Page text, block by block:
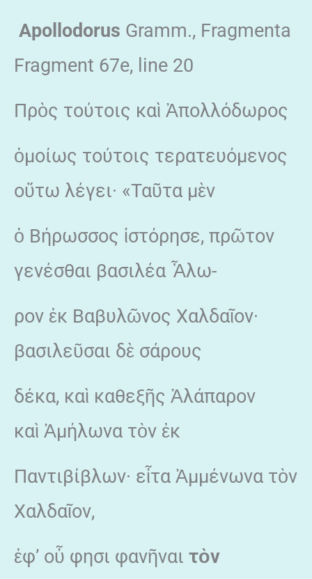
Apollodorus Gramm., Fragmenta
Fragment 67e, line 20
Πρὸς τούτοις καὶ Ἀπολλόδωρος
ὁμοίως τούτοις τερατευόμενος
οὕτω λέγει· «Ταῦτα μὲν
ὁ Βήρωσσος ἱστόρησε, πρῶτον
γενέσθαι βασιλέα Ἆλω-
ρον ἐκ Βαβυλῶνος Χαλδαῖον·
βασιλεῦσαι δὲ σάρους
δέκα, καὶ καθεξῆς Ἀλάπαρον
καὶ Ἀμήλωνα τὸν ἐκ
Παντιβίβλων· εἶτα Ἀμμένωνα τὸν
Χαλδαῖον,
ἐφ’ οὗ φησι φανῆναι τὸν